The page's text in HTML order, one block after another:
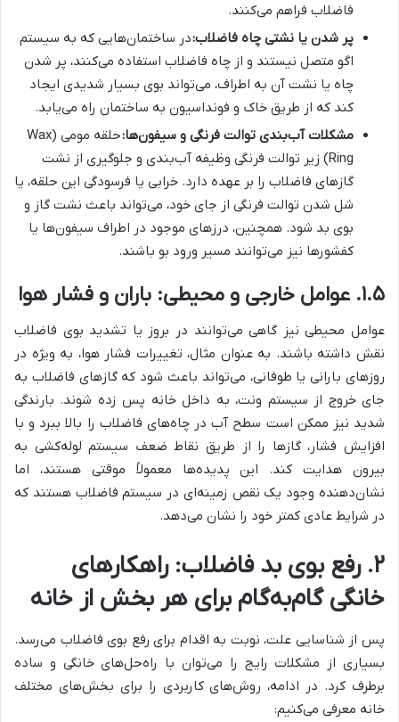
فاضلاب فراهم می‌کنند.
پر شدن یا نشتی چاه فاضلاب:در ساختمان‌هایی که به سیستم
اگو متصل نیستند و از چاه فاضلاب استفاده می‌کنند، پر شدن
چاه یا نشت آن به اطراف، می‌تواند بوی بسیار شدیدی ایجاد
کند که از طریق خاک و فونداسیون به ساختمان راه می‌یابد.
مشکلات آب‌بندی توالت فرنگی و سیفون‌ها:
حلقه مومی (Wax
Ring) زیر توالت فرنگی وظیفه آب‌بندی و جلوگیری از نشت
گازهای فاضلاب را بر عهده دارد. خرابی یا فرسودگی این حلقه، یا
شل شدن توالت فرنگی از جای خود، می‌تواند باعث نشت گاز و
بوی بد شود. همچنین، درزهای موجود در اطراف سیفون‌ها یا
کفشورها نیز می‌توانند مسیر ورود بو باشند.
۱.۵. عوامل خارجی و محیطی: باران و فشار هوا
عوامل محیطی نیز گاهی می‌توانند در بروز یا تشدید بوی فاضلاب
نقش داشته باشند. به عنوان مثال، تغییرات فشار هوا، به ویژه در
روزهای بارانی یا طوفانی، می‌تواند باعث شود که گازهای فاضلاب به
جای خروج از سیستم ونت، به داخل خانه پس زده شوند. بارندگی
شدید نیز ممکن است سطح آب در چاه‌های فاضلاب را بالا ببرد و با
افزایش فشار، گازها را از طریق نقاط ضعف سیستم لوله‌کشی به
بیرون هدایت کند. این پدیده‌ها معمولاً موقتی هستند، اما
نشان‌دهنده وجود یک نقص زمینه‌ای در سیستم فاضلاب هستند که
در شرایط عادی کمتر خود را نشان می‌دهد.
۲. رفع بوی بد فاضلاب: راهکارهای
خانگی گام‌به‌گام برای هر بخش از خانه
پس از شناسایی علت، نوبت به اقدام برای رفع بوی فاضلاب می‌رسد.
بسیاری از مشکلات رایج را می‌توان با راه‌حل‌های خانگی و ساده
برطرف کرد. در ادامه، روش‌های کاربردی را برای بخش‌های مختلف
خانه معرفی می‌کنیم: